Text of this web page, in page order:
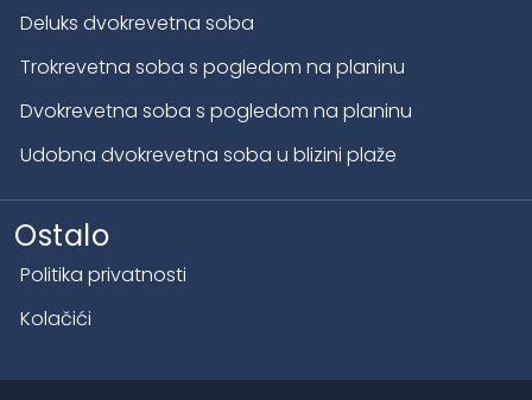
Deluks dvokrevetna soba
Trokrevetna soba s pogledom na planinu
Dvokrevetna soba s pogledom na planinu
Udobna dvokrevetna soba u blizini plaže
Ostalo
Politika privatnosti
Kolačići